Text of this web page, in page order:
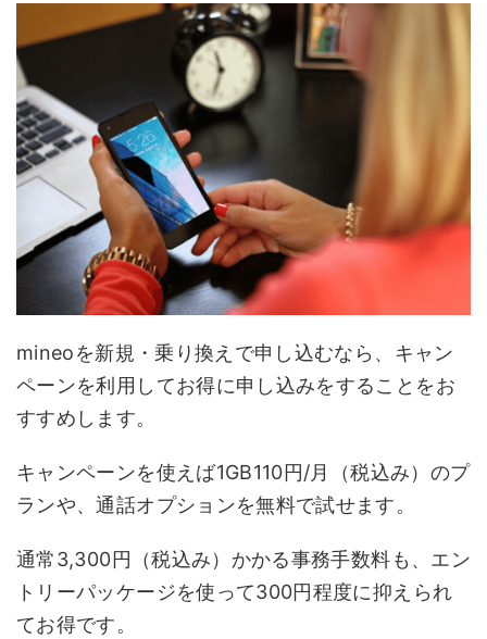
mineoを新規・乗り換えで申し込むなら、キャン
ペーンを利用してお得に申し込みをすることをお
すすめします。
キャンペーンを使えば1GB110円/月（税込み）のプ
ランや、通話オプションを無料で試せます。
通常3,300円（税込み）かかる事務手数料も、エン
トリーパッケージを使って300円程度に抑えられ
てお得です。